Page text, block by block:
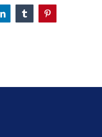
LinkedInTumblrPinterest